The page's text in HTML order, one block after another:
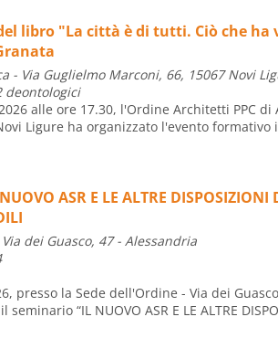
libro "La città è di tutti. Ciò che ha
- Via Guglielmo Marconi, 66, 15067 Novi
deontologici
alle ore 17.30, l'Ordine Architetti PPC
Ligure ha organizzato l'evento
ASR E LE ALTRE DISPOSIZIONI
dei Guasco, 47 - Alessandria
presso la Sede dell'Ordine - Via dei
“IL NUOVO ASR E LE ALTRE